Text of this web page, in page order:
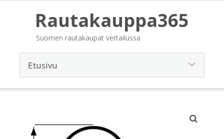
Rautakauppa365
Suomen rautakaupat vertailussa